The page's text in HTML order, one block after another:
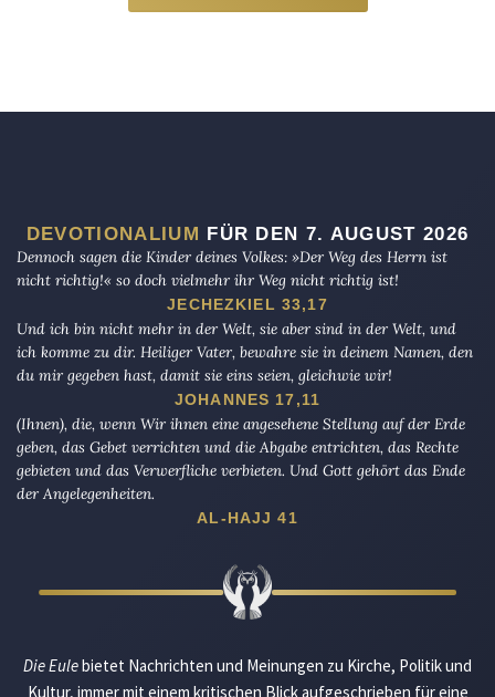
DEVOTIONALIUM FÜR DEN 7. AUGUST 2026
Dennoch sagen die Kinder deines Volkes: »Der Weg des Herrn ist
nicht richtig!« so doch vielmehr ihr Weg nicht richtig ist!
JECHEZKIEL 33,17
Und ich bin nicht mehr in der Welt, sie aber sind in der Welt, und
ich komme zu dir. Heiliger Vater, bewahre sie in deinem Namen, den
du mir gegeben hast, damit sie eins seien, gleichwie wir!
JOHANNES 17,11
(Ihnen), die, wenn Wir ihnen eine angesehene Stellung auf der Erde
geben, das Gebet verrichten und die Abgabe entrichten, das Rechte
gebieten und das Verwerfliche verbieten. Und Gott gehört das Ende
der Angelegenheiten.
AL-HAJJ 41
Die Eulebietet Nachrichten und Meinungen zu Kirche, Politik und
Kultur, immer mit einem kritischen Blick aufgeschrieben für eine